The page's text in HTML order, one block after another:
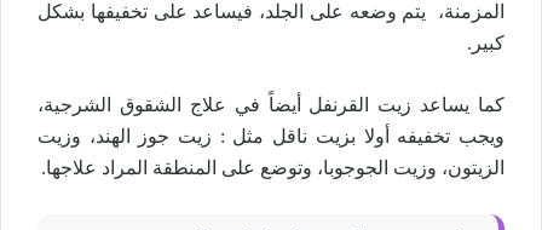
المزمنة، يتم وضعه على الجلد، فيساعد على تخفيفها بشكل
كبير.
كما يساعد زيت القرنفل أيضاً في علاج الشقوق الشرجية،
ويجب تخفيفه أولا بزيت ناقل مثل : زيت جوز الهند، وزيت
الزيتون، وزيت الجوجوبا، وتوضع على المنطقة المراد علاجها.